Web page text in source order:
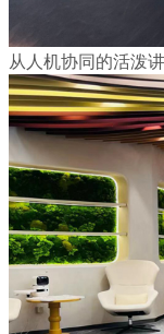
从人机协同的活泼